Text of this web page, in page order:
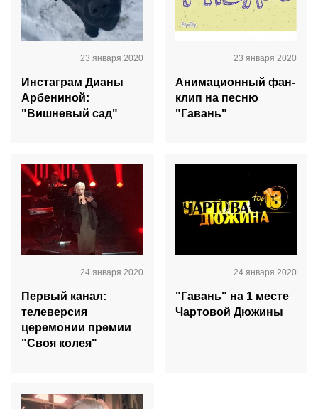
23 января 2020
Инстаграм Дианы
Арбениной:
"Вишневый сад"
23 января 2020
Анимационный фан-
клип на песню
"Гавань"
24 января 2020
Первый канал:
телеверсия
церемонии премии
"Своя колея"
24 января 2020
"Гавань" на 1 месте
Чартовой Дюжины